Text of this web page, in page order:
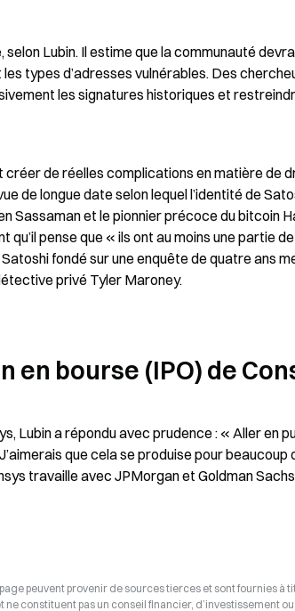
Lubin. Il estime que la communauté
types d’adresses vulnérables. Des
les signatures historiques et
de réelles complications en matière de
de longue date selon lequel l’identité de
Sassaman et le pionnier précoce du bitcoin
qu’il pense que « ils ont au moins une partie
fondé sur une enquête de quatre ans
privé Tyler Maroney.
en bourse (IPO) de
Lubin a répondu avec prudence : « Aller en
que cela se produise pour beaucoup
travaille avec JPMorgan et Goldman
peuvent provenir de sources tierces et sont fournies à
ne constituent pas un conseil financier, d’investissement